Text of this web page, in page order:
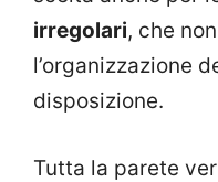
irregolari, che
l’organizzazione
disposizione.
Tutta la parete